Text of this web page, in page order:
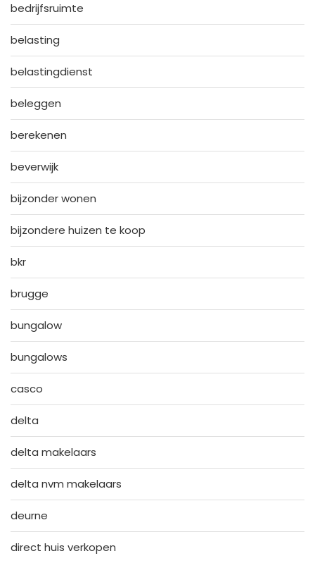
bedrijfsruimte
belasting
belastingdienst
beleggen
berekenen
beverwijk
bijzonder wonen
bijzondere huizen te koop
bkr
brugge
bungalow
bungalows
casco
delta
delta makelaars
delta nvm makelaars
deurne
direct huis verkopen